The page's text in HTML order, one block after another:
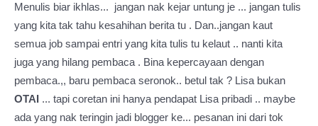
Menulis biar ikhlas... jangan nak kejar untung je ... jangan tulis
yang kita tak tahu kesahihan berita tu . Dan..jangan kaut
semua job sampai entri yang kita tulis tu kelaut .. nanti kita
juga yang hilang pembaca . Bina kepercayaan dengan
pembaca.,, baru pembaca seronok.. betul tak ? Lisa bukan
OTAI ... tapi coretan ini hanya pendapat Lisa pribadi .. maybe
ada yang nak teringin jadi blogger ke... pesanan ini dari tok